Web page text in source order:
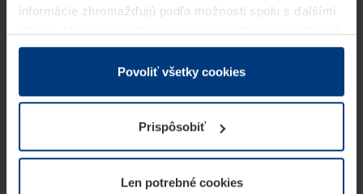
informácie zhromažďujú podľa možnosti spolu s ďalšími
v rámci Vášho využívania služieb.
Z právneho hľadiska môžeme cookies ukladať na Vašom
prevádzku tejto stránky. Pre všetky ostatné typy cookie
potrebujeme Vaše povolenie. Vaše povolenie môžete
kedykoľvek zmeniť alebo odvolať vo vysvetlení cookie
našej webovej stránky.
Povoliť všetky cookies
Prispôsobiť
Len potrebné cookies